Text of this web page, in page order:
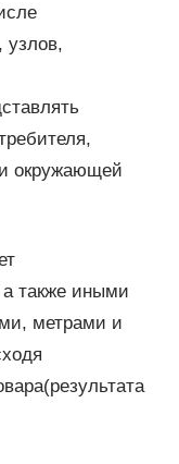
узлов,
окружающей
также иными
метрами и